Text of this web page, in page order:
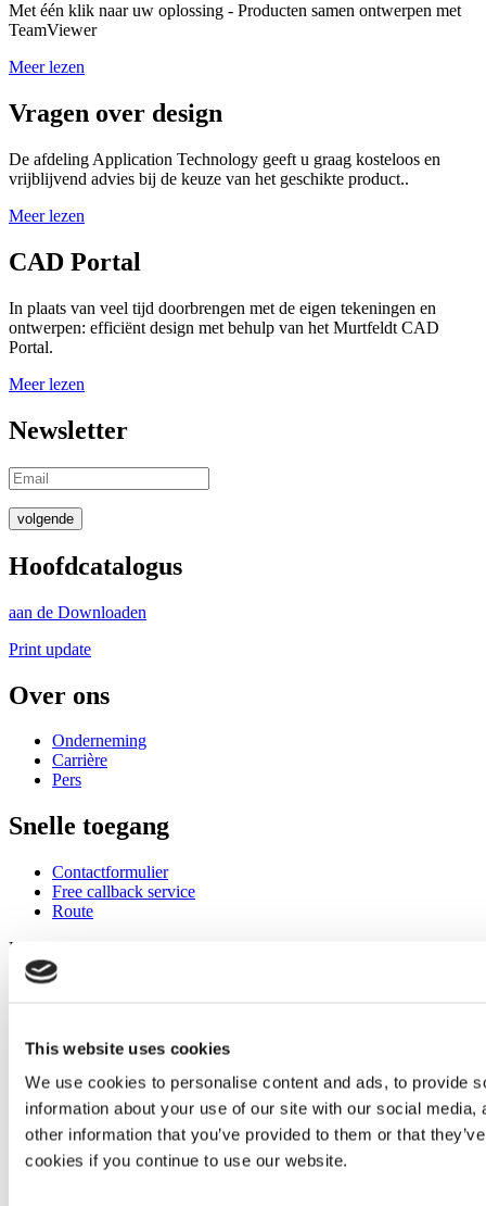
This website uses cookies
We use cookies to personalise content and ads, to provide
information about your use of our site with our social
other information that you’ve provided to them or that
cookies if you continue to use our website.
Met één klik naar uw oplossing - Producten samen ontwerpen met
TeamViewer
Meer lezen
Vragen over design
De afdeling Application Technology geeft u graag kosteloos en
vrijblijvend advies bij de keuze van het geschikte product..
Meer lezen
CAD Portal
In plaats van veel tijd doorbrengen met de eigen tekeningen en
ontwerpen: efficiënt design met behulp van het Murtfeldt CAD
Portal.
Meer lezen
Newsletter
volgende
Hoofdcatalogus
aan de Downloaden
Print update
Over ons
Onderneming
Carrière
Pers
Snelle toegang
Contactformulier
Free callback service
Route
U kunt ons bereiken: +31 (0)252 34 36 00 / verkoop@mata.nl
Verbinden met Mata
Murtfeldt Kunststoffe GmbH & Co. KG
Impressum
Verklaring m.b.t. gegevensbescherming